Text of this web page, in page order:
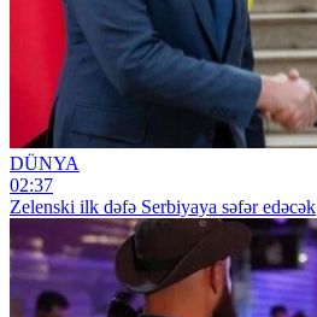
DÜNYA
02:37
Zelenski ilk dəfə Serbiyaya səfər edəcək